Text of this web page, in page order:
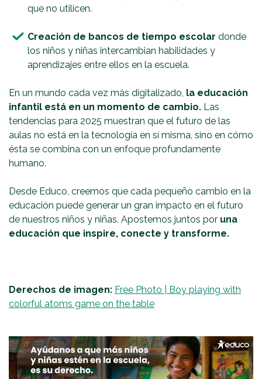
que no utilicen.
Creación de bancos de tiempo escolar donde
los niños y niñas intercambian habilidades y
aprendizajes entre ellos en la escuela.
En un mundo cada vez más digitalizado, la educación
infantil está en un momento de cambio. Las
tendencias para 2025 muestran que el futuro de las
aulas no está en la tecnología en sí misma, sino en cómo
ésta se combina con un enfoque profundamente
humano.
Desde Educo, creemos que cada pequeño cambio en la
educación puede generar un gran impacto en el futuro
de nuestros niños y niñas. Apostemos juntos por una
educación que inspire, conecte y transforme.
Derechos de imagen: Free Photo | Boy playing with
colorful atoms game on the table